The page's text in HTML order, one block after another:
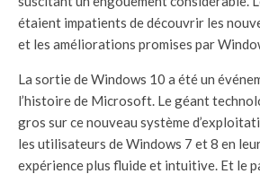
étaient impatients de découvrir les
et les améliorations promises par
La sortie de Windows 10 a été un
l’histoire de Microsoft. Le géant
gros sur ce nouveau système
les utilisateurs de Windows 7 et 8 en
expérience plus fluide et intuitive. Et le